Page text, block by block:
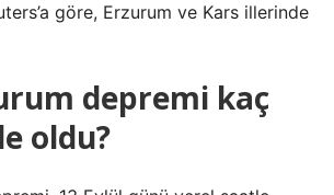
göre, Erzurum ve Kars illerinde
depremi kaç
oldu?